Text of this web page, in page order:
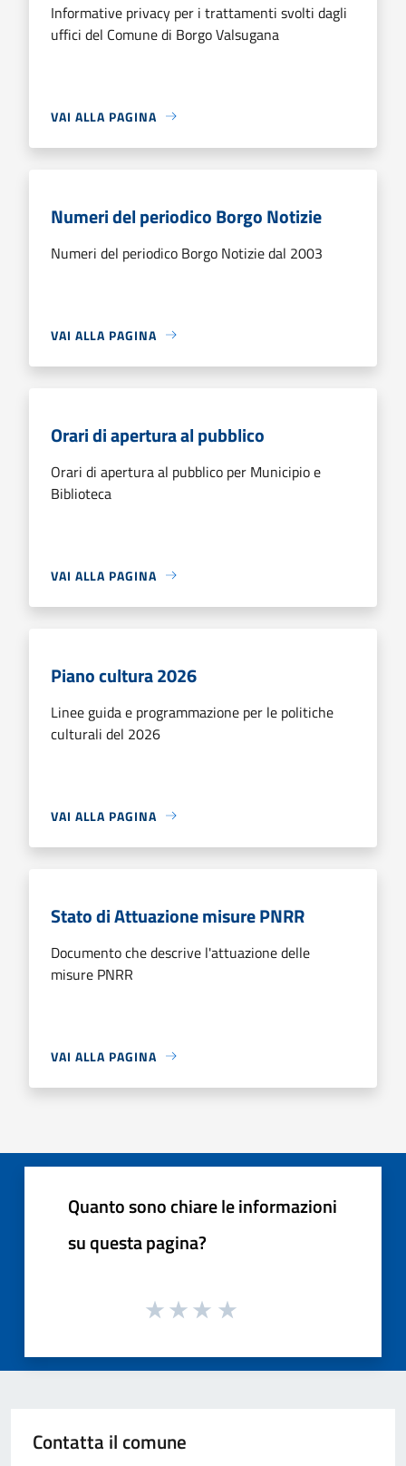
Informative privacy per i trattamenti svolti dagli
uffici del Comune di Borgo Valsugana
VAI ALLA PAGINA
Numeri del periodico Borgo Notizie
Numeri del periodico Borgo Notizie dal 2003
VAI ALLA PAGINA
Orari di apertura al pubblico
Orari di apertura al pubblico per Municipio e
Biblioteca
VAI ALLA PAGINA
Piano cultura 2026
Linee guida e programmazione per le politiche
culturali del 2026
VAI ALLA PAGINA
Stato di Attuazione misure PNRR
Documento che descrive l'attuazione delle
misure PNRR
VAI ALLA PAGINA
Quanto sono chiare le informazioni
su questa pagina?
Contatta il comune